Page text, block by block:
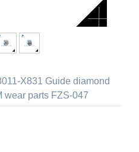
X831 Guide diamond
wear parts FZS-047